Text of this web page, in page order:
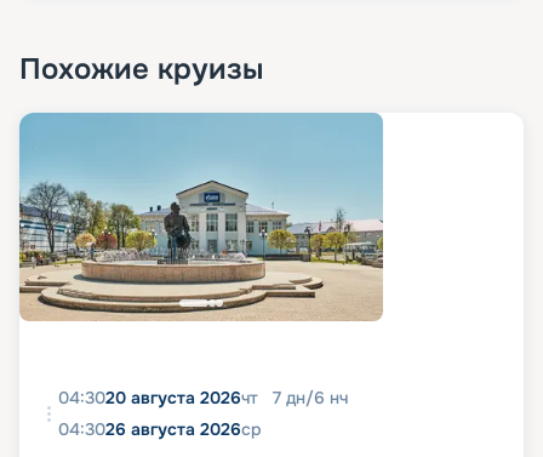
Похожие круизы
04:3020 августа 2026чт 7 дн/6 нч
04:3026 августа 2026ср